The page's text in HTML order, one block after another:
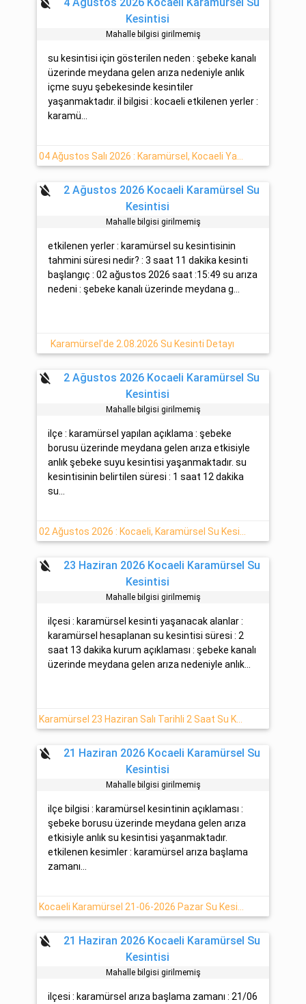
Kesintisi
Mahalle bilgisi girilmemiş
su kesintisi için gösterilen neden : şebeke kanalı
üzerinde meydana gelen arıza nedeniyle anlık
içme suyu şebekesinde kesintiler
yaşanmaktadır. il bilgisi : kocaeli etkilenen yerler :
karamü...
format_color_reset
2 Ağustos 2026 Kocaeli Karamürsel Su
Kesintisi
Mahalle bilgisi girilmemiş
etkilenen yerler : karamürsel su kesintisinin
tahmini süresi nedir? : 3 saat 11 dakika kesinti
başlangıç : 02 ağustos 2026 saat :15:49 su arıza
nedeni : şebeke kanalı üzerinde meydana g...
Karamürsel'de 2.08.2026 Su Kesinti Detayı
format_color_reset
2 Ağustos 2026 Kocaeli Karamürsel Su
Kesintisi
Mahalle bilgisi girilmemiş
ilçe : karamürsel yapılan açıklama : şebeke
borusu üzerinde meydana gelen arıza etkisiyle
anlık şebeke suyu kesintisi yaşanmaktadır. su
kesintisinin belirtilen süresi : 1 saat 12 dakika
su...
format_color_reset
23 Haziran 2026 Kocaeli Karamürsel Su
Kesintisi
Mahalle bilgisi girilmemiş
ilçesi : karamürsel kesinti yaşanacak alanlar :
karamürsel hesaplanan su kesintisi süresi : 2
saat 13 dakika kurum açıklaması : şebeke kanalı
üzerinde meydana gelen arıza nedeniyle anlık...
Karamürsel 23 Haziran Salı Tarihli 2 Saat Su Kesintisi
format_color_reset
21 Haziran 2026 Kocaeli Karamürsel Su
Kesintisi
Mahalle bilgisi girilmemiş
ilçe bilgisi : karamürsel kesintinin açıklaması :
şebeke borusu üzerinde meydana gelen arıza
etkisiyle anlık su kesintisi yaşanmaktadır.
etkilenen kesimler : karamürsel arıza başlama
zamanı...
format_color_reset
21 Haziran 2026 Kocaeli Karamürsel Su
Kesintisi
Mahalle bilgisi girilmemiş
ilçesi : karamürsel arıza başlama zamanı : 21/06